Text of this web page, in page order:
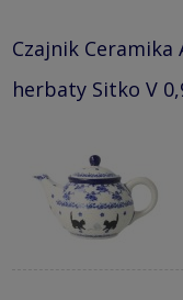
Czajnik Ceramika
herbaty Sitko V